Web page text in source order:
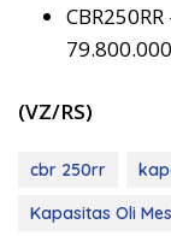
79.800.000
(VZ/RS)
cbr 250rr
Kapasitas Oli